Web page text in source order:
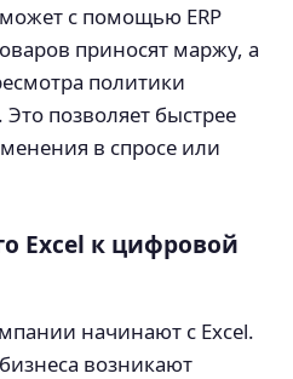
с помощью ERP
приносят маржу, а
политики
позволяет быстрее
в спросе или
Excel к цифровой
начинают с Excel.
возникают